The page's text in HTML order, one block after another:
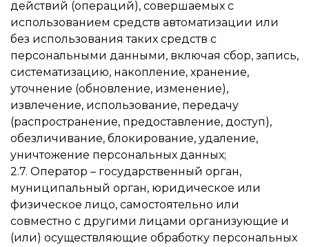
действий (операций), совершаемых с
использованием средств автоматизации или
без использования таких средств с
персональными данными, включая сбор, запись,
систематизацию, накопление, хранение,
уточнение (обновление, изменение),
извлечение, использование, передачу
(распространение, предоставление, доступ),
обезличивание, блокирование, удаление,
уничтожение персональных данных;
2.7. Оператор – государственный орган,
муниципальный орган, юридическое или
физическое лицо, самостоятельно или
совместно с другими лицами организующие и
(или) осуществляющие обработку персональных